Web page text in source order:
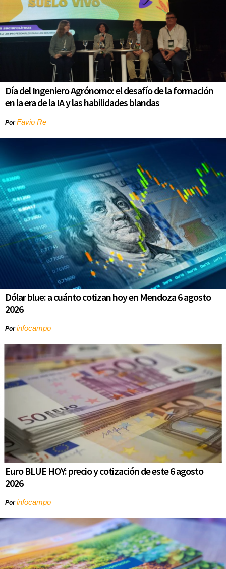
Día del Ingeniero Agrónomo: el desafío de la formación
en la era de la IA y las habilidades blandas
PorFavio Re
Dólar blue: a cuánto cotizan hoy en Mendoza 6 agosto
2026
Porinfocampo
Euro BLUE HOY: precio y cotización de este 6 agosto
2026
Porinfocampo